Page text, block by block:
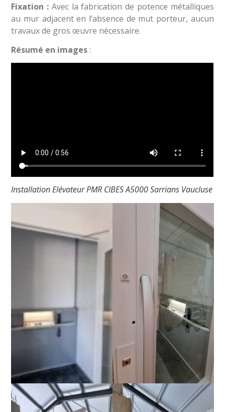
Fixation : Avec la fabrication de potence métalliques
au mur adjacent en l’absence de mut porteur, aucun
travaux de gros œuvre nécessaire.
Résumé en images:
Installation Elévateur PMR CIBES A5000 Sarrians Vaucluse